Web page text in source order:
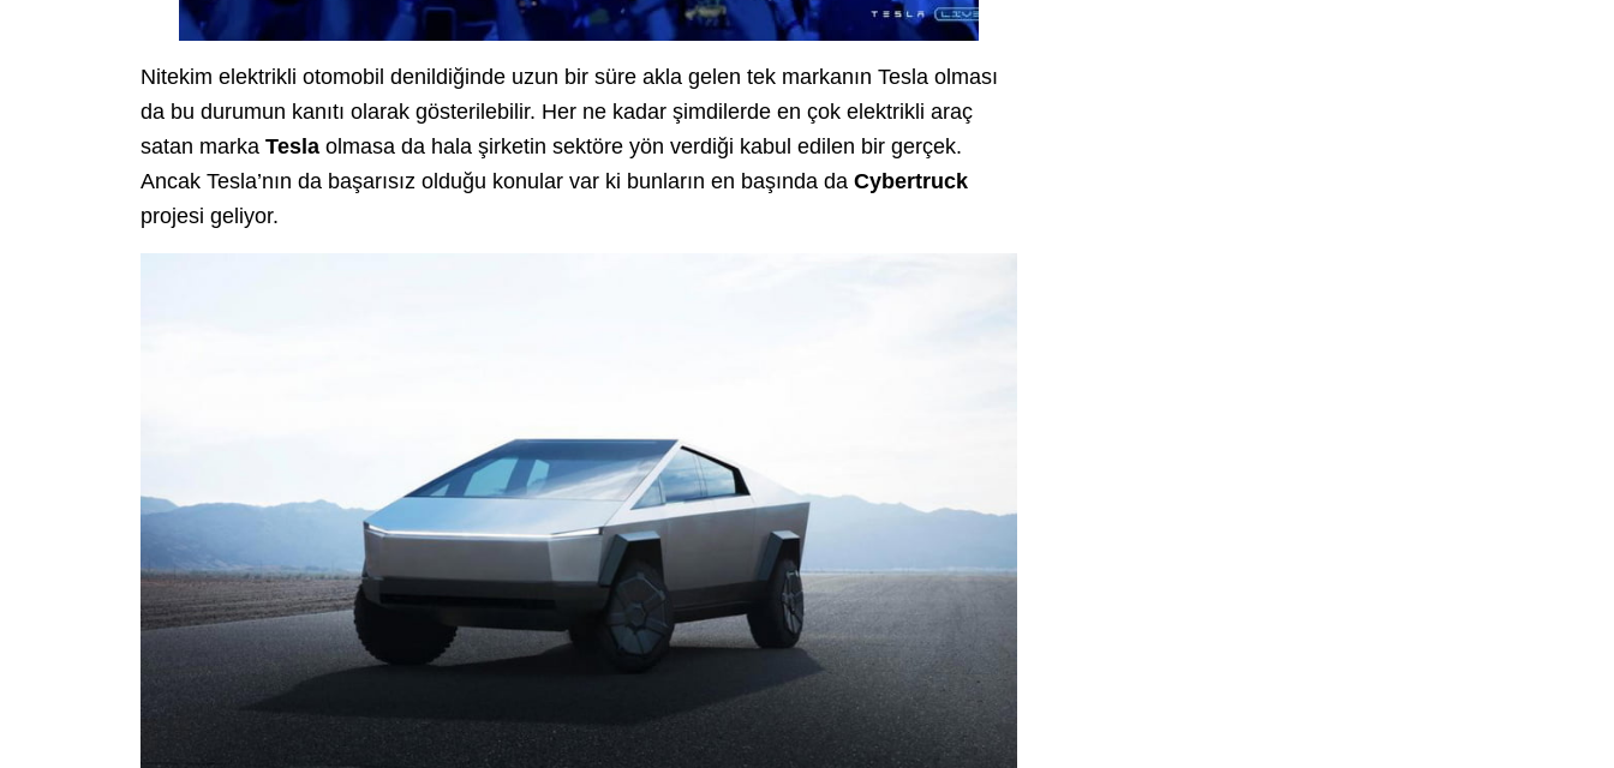
Nitekim elektrikli otomobil denildiğinde uzun bir süre akla gelen tek markanın Tesla olması
da bu durumun kanıtı olarak gösterilebilir. Her ne kadar şimdilerde en çok elektrikli araç
satan marka Tesla olmasa da hala şirketin sektöre yön verdiği kabul edilen bir gerçek.
Ancak Tesla’nın da başarısız olduğu konular var ki bunların en başında da Cybertruck
projesi geliyor.